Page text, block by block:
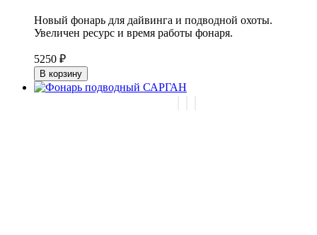
Новый фонарь для дайвинга и подводной охоты.
Увеличен ресурс и время работы фонаря.
5250 ₽
В корзину